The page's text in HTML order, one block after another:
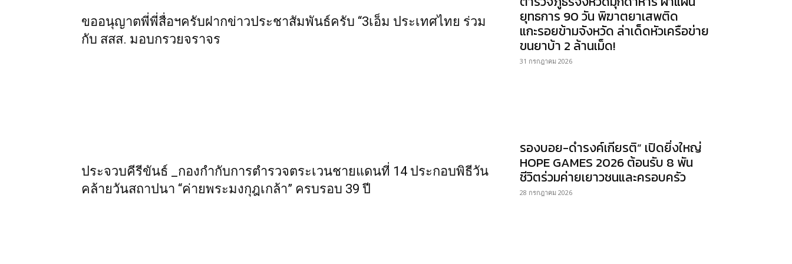
ขออนุญาตพี่พี่สื่อฯครับฝากข่าวประชาสัมพันธ์ครับ “3เอ็ม ประเทศไทย ร่วม
กับ สสส. มอบกรวยจราจร
ประจวบคีรีขันธ์ _กองกำกับการตำรวจตระเวนชายแดนที่ 14 ประกอบพิธีวัน
คล้ายวันสถาปนา “ค่ายพระมงกุฎเกล้า” ครบรอบ 39 ปี
ยุทธการ 90 วัน พิฆาตยาเสพติด
แกะรอยข้ามจังหวัด ล่าเด็ดหัวเครือข่าย
ขนยาบ้า 2 ล้านเม็ด!
31 กรกฎาคม 2026
รองบอย-ดำรงค์เกียรติ” เปิดยิ่งใหญ่
HOPE GAMES 2026 ต้อนรับ 8 พัน
ชีวิตร่วมค่ายเยาวชนและครอบครัว
28 กรกฎาคม 2026